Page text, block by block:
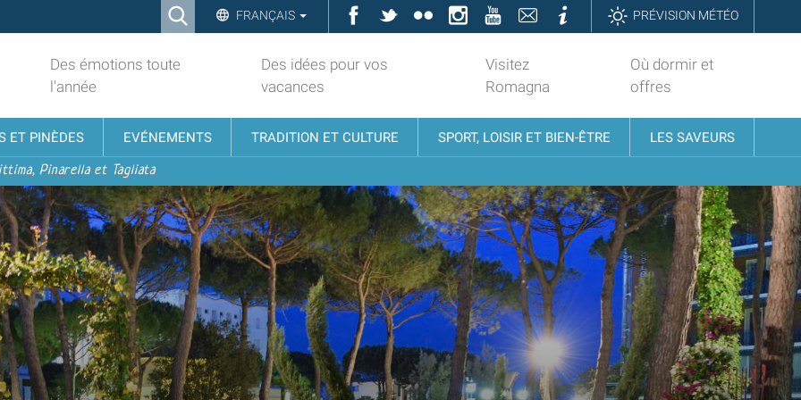
Ricerca
Search…
FRANÇAIS Facebook
TwitterFlickrInstagramYouTubeContattiInformazioniPRÉVISION MÉTÉO
Des émotions toute
l'année
Des idées pour vos
vacances
Visitez
Romagna
Où dormir et
offres
ET PINÈDES EVÉNEMENTS TRADITION ET CULTURE SPORT, LOISIR ET BIEN-ÊTRE LES SAVEURS
Pinarella et Tagliata